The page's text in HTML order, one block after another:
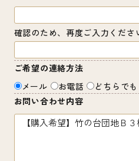
確認のため、再度ご入力くださ
ご希望の連絡方法
メール
お電話
どちらでも
お問い合わせ内容